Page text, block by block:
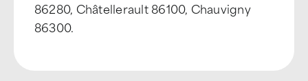
86280, Châtellerault 86100, Chauvigny
86300.